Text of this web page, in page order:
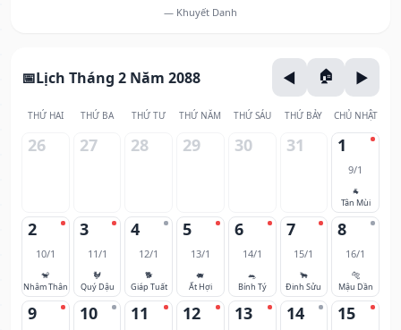
— Khuyết Danh
Lịch Tháng 2 Năm 2088
THỨ HAI THỨ BA THỨ TƯ THỨ NĂM THỨ SÁU THỨ BẢY CHỦ NHẬT
26 27 28 29 30 31 1
9/1
🐐
Tân Mùi
2
10/1
🐒
Nhâm Thân
3
11/1
🐓
Quý Dậu
4
12/1
🐕
Giáp Tuất
5
13/1
🐖
Ất Hợi
6
14/1
🐀
Bính Tý
7
15/1
🐂
Đinh Sửu
8
16/1
🐅
Mậu Dần
9 10 11 12 13 14 15